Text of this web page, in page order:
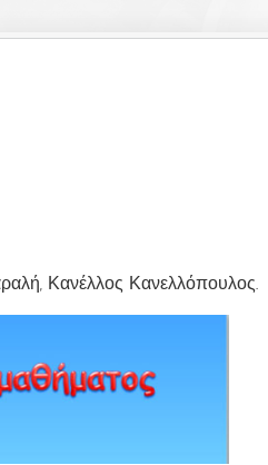
Κανέλλος Κανελλόπουλος.